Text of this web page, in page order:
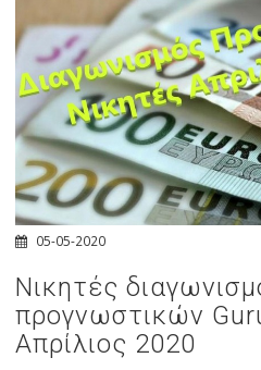
05-05-2020
Νικητές
προγνωστικών
Απρίλιος 2020